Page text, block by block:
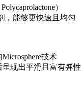
）
，能够更快速且均匀
技术
现出平滑且富有弹性